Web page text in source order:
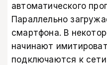
автоматического
Параллельно
смартфона. В
начинают
подключаются к